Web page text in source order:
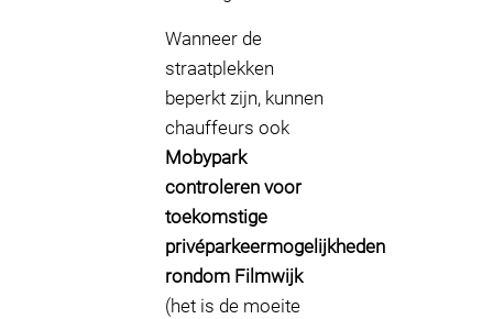
Wanneer de
straatplekken
beperkt zijn, kunnen
chauffeurs ook
Mobypark
controleren voor
toekomstige
privéparkeermogelijkheden
rondom Filmwijk
(het is de moeite